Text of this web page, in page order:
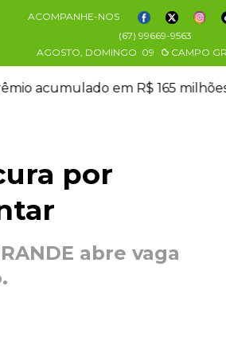
ACOMPANHE-NOS
(67) 99669-9563
AGOSTO, DOMINGO 09 CAMPO
por
abre vaga